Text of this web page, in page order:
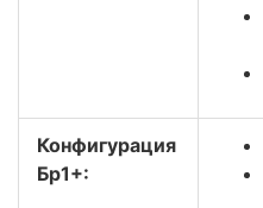
Конфигурация
Бр1+: